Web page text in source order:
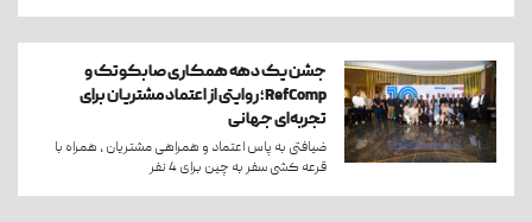
جشن یک دهه همکاری صابکوتک و
RefComp؛ روایتی از اعتماد مشتریان برای
تجربه‌ای جهانی
ضیافتی به پاس اعتماد و همراهی مشتریان ، همراه با
قرعه کشی سفر به چین برای 4 نفر